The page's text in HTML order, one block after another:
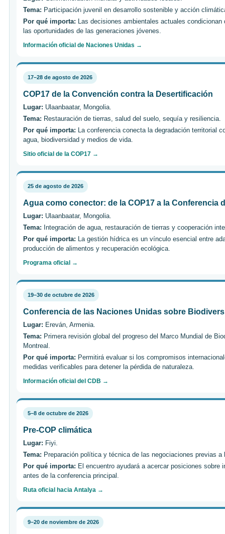
Tema: Participación juvenil en desarrollo sostenible y acción
Por qué importa: Las decisiones ambientales actuales
las oportunidades de las generaciones jóvenes.
Información oficial de Naciones Unidas →
17–28 de agosto de 2026
COP17 de la Convención contra la Desertificación
Lugar: Ulaanbaatar, Mongolia.
Tema: Restauración de tierras, salud del suelo, sequía y resiliencia.
Por qué importa: La conferencia conecta la degradación territorial
agua, biodiversidad y medios de vida.
Sitio oficial de la COP17 →
25 de agosto de 2026
Agua como conector: de la COP17 a la Conferencia
Lugar: Ulaanbaatar, Mongolia.
Tema: Integración de agua, restauración de tierras y cooperación
Por qué importa: La gestión hídrica es un vínculo esencial entre
producción de alimentos y recuperación ecológica.
Programa oficial →
19–30 de octubre de 2026
Conferencia de las Naciones Unidas sobre
Lugar: Ereván, Armenia.
Tema: Primera revisión global del progreso del Marco Mundial de
Montreal.
Por qué importa: Permitirá evaluar si los compromisos
medidas verificables para detener la pérdida de naturaleza.
Información oficial del CDB →
5–8 de octubre de 2026
Pre-COP climática
Lugar: Fiyi.
Tema: Preparación política y técnica de las negociaciones previas a
Por qué importa: El encuentro ayudará a acercar posiciones sobre
antes de la conferencia principal.
Ruta oficial hacia Antalya →
9–20 de noviembre de 2026